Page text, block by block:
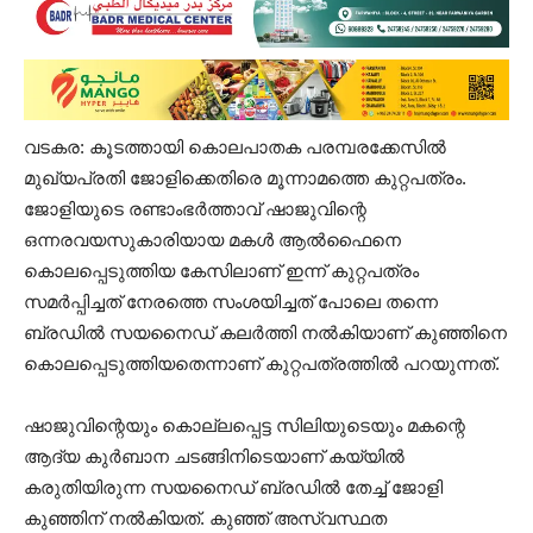
വടകര: കൂടത്തായി കൊലപാതക പരമ്പരക്കേസിൽ
മുഖ്യപ്രതി ജോളിക്കെതിരെ മൂന്നാമത്തെ കുറ്റപത്രം.
ജോളിയുടെ രണ്ടാംഭർത്താവ് ഷാജുവിന്റെ
ഒന്നരവയസുകാരിയായ മകൾ ആൽഫൈനെ
കൊലപ്പെടുത്തിയ കേസിലാണ് ഇന്ന് കുറ്റപത്രം
സമർപ്പിച്ചത് നേരത്തെ സംശയിച്ചത് പോലെ തന്നെ
ബ്രഡിൽ സയനൈഡ് കലര്‍ത്തി നൽകിയാണ് കുഞ്ഞിനെ
കൊലപ്പെടുത്തിയതെന്നാണ് കുറ്റപത്രത്തിൽ പറയുന്നത്.
ഷാജുവിന്റെയും കൊല്ലപ്പെട്ട സിലിയുടെയും മകന്റെ
ആദ്യ കുർബാന ചടങ്ങിനിടെയാണ് കയ്യിൽ
കരുതിയിരുന്ന സയനൈഡ് ബ്രഡിൽ തേച്ച് ജോളി
കുഞ്ഞിന് നൽകിയത്. കുഞ്ഞ് അസ്വസ്ഥത